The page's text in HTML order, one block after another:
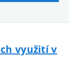
využití v